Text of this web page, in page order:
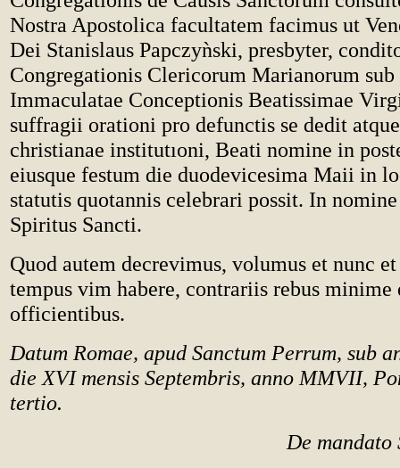
Nostra Apostolica facultatem facimus ut
Dei Stanislaus Papczyǹski, presbyter,
Congregationis Clericorum Marianorum
Immaculatae Conceptionis Beatissimae
suffragii orationi pro defunctis se dedit
christianae institutıoni, Beati nomine in
eiusque festum die duodevicesima Maii in
statutis quotannis celebrari possit. In
Spiritus Sancti.
Quod autem decrevimus, volumus et nunc
tempus vim habere, contrariis rebus
officientibus.
Datum Romae, apud Sanctum Perrum, sub
die XVI mensis Septembris, anno MMVII,
tertio.
De